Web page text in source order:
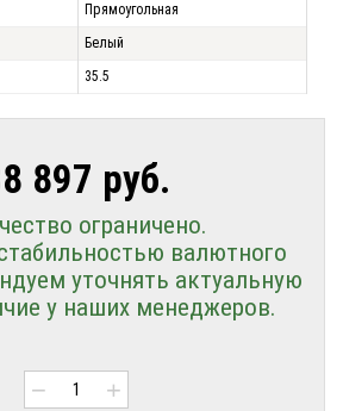
Прямоугольная
Белый
35.5
897 руб.
ограничено.
валютного
уточнять актуальную
у наших менеджеров.
− +